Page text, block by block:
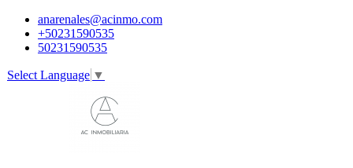
anarenales@acinmo.com
+50231590535
50231590535
Select Language ▼